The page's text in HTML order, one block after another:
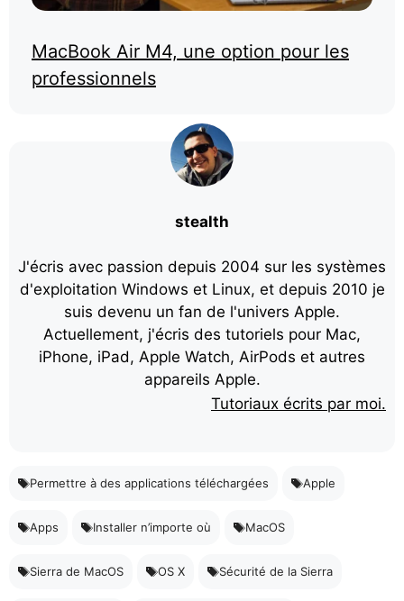
MacBook Air M4, une option pour les
professionnels
stealth
J'écris avec passion depuis 2004 sur les systèmes
d'exploitation Windows et Linux, et depuis 2010 je
suis devenu un fan de l'univers Apple.
Actuellement, j'écris des tutoriels pour Mac,
iPhone, iPad, Apple Watch, AirPods et autres
appareils Apple.
Tutoriaux écrits par moi.
Permettre à des applications téléchargées Apple
Apps Installer n’importe où MacOS
Sierra de MacOS OS X Sécurité de la Sierra